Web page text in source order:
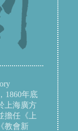
1860年底
上海廣方
擔任《上
教會新